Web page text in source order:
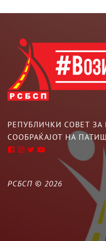
РЕПУБЛИЧКИ СОВЕТ ЗА
СООБРАЌАЈОТ НА
РСБСП © 2026